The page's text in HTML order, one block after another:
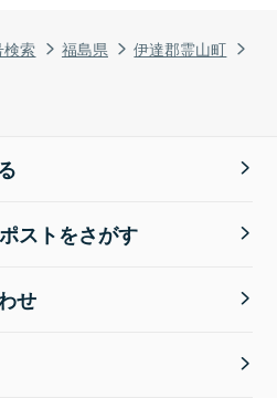
検索 福島県
伊達郡霊山町
ストをさがす
せ